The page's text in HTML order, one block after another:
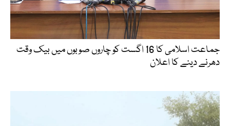
جماعت اسلامی کا 16 اگست کو چاروں صوبوں میں بیک وقت
دھرنے دینے کا اعلان